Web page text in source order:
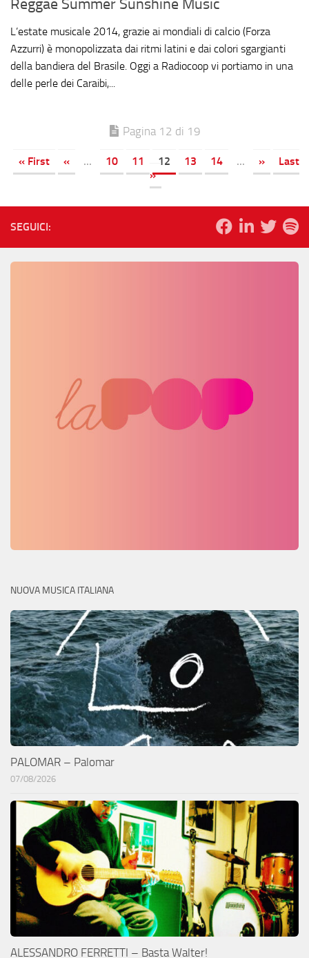
Reggae Summer Sunshine Music
L’estate musicale 2014, grazie ai mondiali di calcio (Forza
Azzurri) è monopolizzata dai ritmi latini e dai colori sgargianti
della bandiera del Brasile. Oggi a Radiocoop vi portiamo in una
delle perle dei Caraibi,...
Pagina 12 di 19
« First « ... 10 11 12 13 14 ... »
Last
»
SEGUICI:
NUOVA MUSICA ITALIANA
PALOMAR – Palomar
07/08/2026
ALESSANDRO FERRETTI – Basta Walter!